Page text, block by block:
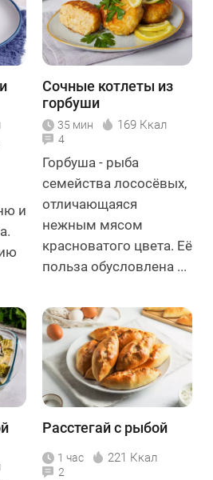
и
Сочные котлеты из
горбуши
35 мин 169 Ккал
4
Горбуша - рыба
семейства лососёвых,
отличающаяся
нежным мясом
красноватого цвета. Её
польза обусловлена ...
Расстегай с рыбой
1 час 221 Ккал
2